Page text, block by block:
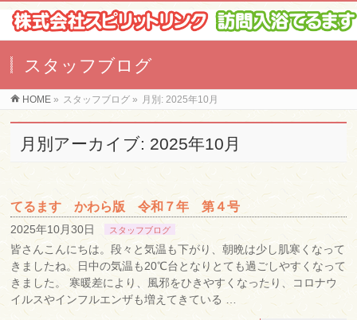
スタッフブログ
HOME » スタッフブログ » 月別: 2025年10月
月別アーカイブ: 2025年10月
てるます かわら版 令和７年 第４号
2025年10月30日 スタッフブログ
皆さんこんにちは。段々と気温も下がり、朝晩は少し肌寒くなって
きましたね。日中の気温も20℃台となりとても過ごしやすくなって
きました。 寒暖差により、風邪をひきやすくなったり、コロナウ
イルスやインフルエンザも増えてきている …